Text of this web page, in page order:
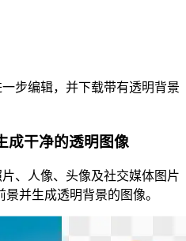
步编辑，并下载带有透明背景
成干净的透明图像
、人像、头像及社交媒体图片
并生成透明背景的图像。